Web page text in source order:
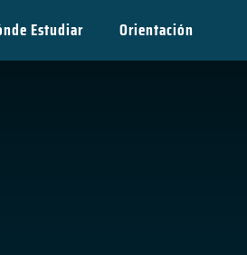
Estudiar Orientación